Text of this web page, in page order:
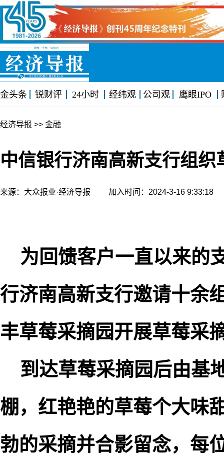
金头条 锐财评 24小时 经纬观 公司观 鹰眼IPO
经济导报 >> 金融
中信银行济南高新支行组织
来源：大众报业·经济导报 加入时间：2024-3-16
为回馈客户一直以来的
行济南高新支行邀请十余
丰草莓采摘园开展草莓采
到达草莓采摘园后由基
棚，红艳艳的草莓个大味
勃的采摘并合影留念，每